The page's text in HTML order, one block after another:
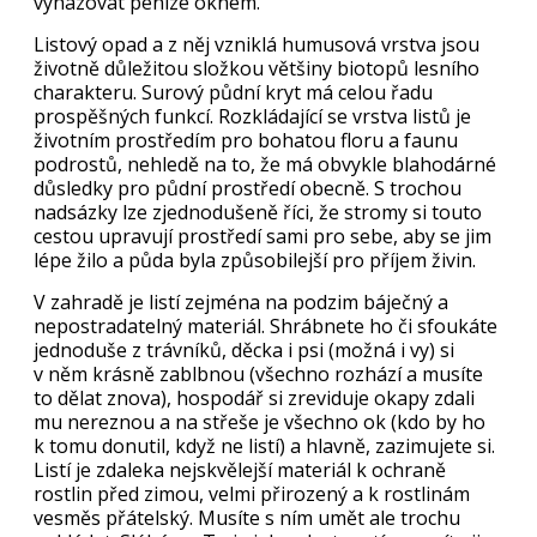
Listový opad a z něj vzniklá humusová vrstva jsou
životně důležitou složkou většiny biotopů lesního
charakteru. Surový půdní kryt má celou řadu
prospěšných funkcí. Rozkládající se vrstva listů je
životním prostředím pro bohatou floru a faunu
podrostů, nehledě na to, že má obvykle blahodárné
důsledky pro půdní prostředí obecně. S trochou
nadsázky lze zjednodušeně říci, že stromy si touto
cestou upravují prostředí sami pro sebe, aby se jim
lépe žilo a půda byla způsobilejší pro příjem živin.
V zahradě je listí zejména na podzim báječný a
nepostradatelný materiál. Shrábnete ho či sfoukáte
jednoduše z trávníků, děcka i psi (možná i vy) si
v něm krásně zablbnou (všechno rozhází a musíte
to dělat znova), hospodář si zreviduje okapy zdali
mu nereznou a na střeše je všechno ok (kdo by ho
k tomu donutil, když ne listí) a hlavně, zazimujete si.
Listí je zdaleka nejskvělejší materiál k ochraně
rostlin před zimou, velmi přirozený a k rostlinám
vesměs přátelský. Musíte s ním umět ale trochu